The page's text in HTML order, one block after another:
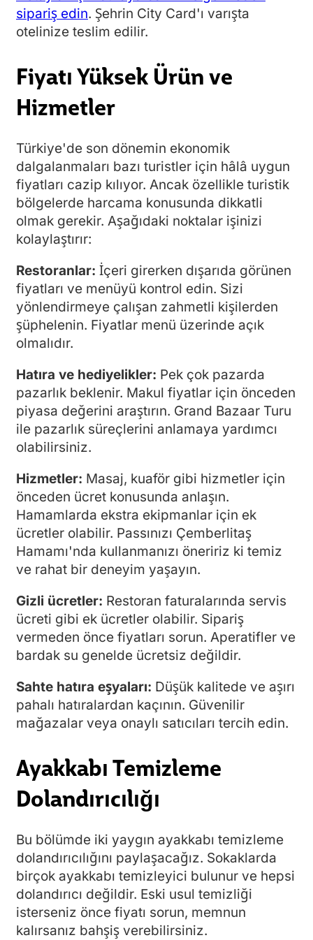
sipariş edin. Şehrin City Card'ı varışta
otelinize teslim edilir.
Fiyatı Yüksek Ürün ve
Hizmetler
Türkiye'de son dönemin ekonomik
dalgalanmaları bazı turistler için hâlâ uygun
fiyatları cazip kılıyor. Ancak özellikle turistik
bölgelerde harcama konusunda dikkatli
olmak gerekir. Aşağıdaki noktalar işinizi
kolaylaştırır:
Restoranlar: İçeri girerken dışarıda görünen
fiyatları ve menüyü kontrol edin. Sizi
yönlendirmeye çalışan zahmetli kişilerden
şüphelenin. Fiyatlar menü üzerinde açık
olmalıdır.
Hatıra ve hediyelikler: Pek çok pazarda
pazarlık beklenir. Makul fiyatlar için önceden
piyasa değerini araştırın. Grand Bazaar Turu
ile pazarlık süreçlerini anlamaya yardımcı
olabilirsiniz.
Hizmetler: Masaj, kuaför gibi hizmetler için
önceden ücret konusunda anlaşın.
Hamamlarda ekstra ekipmanlar için ek
ücretler olabilir. Passınızı Çemberlitaş
Hamamı'nda kullanmanızı öneririz ki temiz
ve rahat bir deneyim yaşayın.
Gizli ücretler: Restoran faturalarında servis
ücreti gibi ek ücretler olabilir. Sipariş
vermeden önce fiyatları sorun. Aperatifler ve
bardak su genelde ücretsiz değildir.
Sahte hatıra eşyaları: Düşük kalitede ve aşırı
pahalı hatıralardan kaçının. Güvenilir
mağazalar veya onaylı satıcıları tercih edin.
Ayakkabı Temizleme
Dolandırıcılığı
Bu bölümde iki yaygın ayakkabı temizleme
dolandırıcılığını paylaşacağız. Sokaklarda
birçok ayakkabı temizleyici bulunur ve hepsi
dolandırıcı değildir. Eski usul temizliği
isterseniz önce fiyatı sorun, memnun
kalırsanız bahşiş verebilirsiniz.